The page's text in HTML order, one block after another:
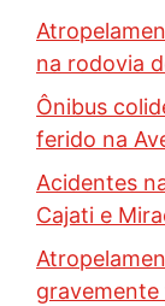
na rodovia
Ônibus
ferido na
Acidentes
Cajati e
gravemente